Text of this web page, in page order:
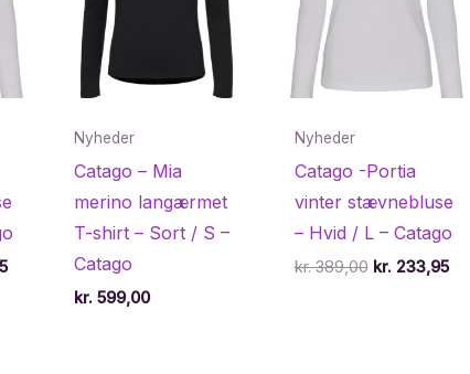
Den
Nyheder
Catago – Mia
merino langærmet
T-shirt – Sort / S –
Catago
kr.599,00
Nyheder
Catago -Portia
vinter stævnebluse
– Hvid / L – Catago
kr.389,00 Den
kr.233,95Den